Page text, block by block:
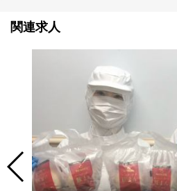
関連求人